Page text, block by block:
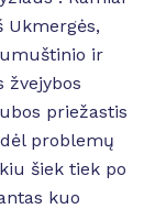
Ukmergės,
ir
žvejybos
priežastis
problemų
šiek tiek po
kuo